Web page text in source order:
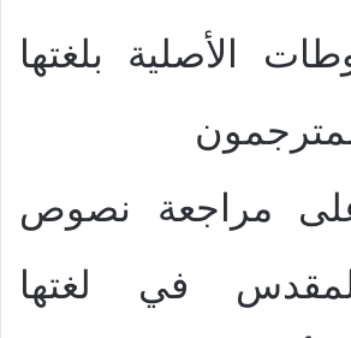
الأصلية بلغتها
مراجعة نصوص
في لغتها